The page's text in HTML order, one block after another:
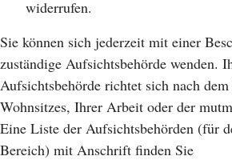
widerrufen.
Sie können sich jederzeit mit einer
zuständige Aufsichtsbehörde wenden.
Aufsichtsbehörde richtet sich nach
Wohnsitzes, Ihrer Arbeit oder der
Eine Liste der Aufsichtsbehörden (für
Bereich) mit Anschrift finden Sie